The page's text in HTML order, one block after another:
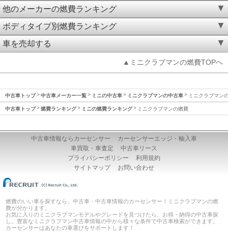
他のメーカーの燃費ランキング
ボディタイプ別燃費ランキング
車を売却する
▲ミニクラブマンの燃費TOPへ
中古車トップ 中古車メーカー一覧 ミニの中古車 ミニクラブマンの中古車 ミニクラブマン
中古車トップ 燃費ランキング ミニの燃費ランキング ミニクラブマンの燃費
中古車情報ならカーセンサー
カーセンサーエッジ・輸入車
車買取・車査定
中古車リース
プライバシーポリシー
利用規約
サイトマップ
お問い合わせ
燃費のいい車を探すなら、中古車・中古車情報のカーセンサー！ミニクラブマンの燃
費が分かります。
お気に入りのミニクラブマンモデルやグレードを見つけたら、お得・納得の中古車探
し。豊富なミニクラブマン中古車情報の中から様々な条件で中古車検索ができます。
カーセンサーはあなたの車選びをサポートします！